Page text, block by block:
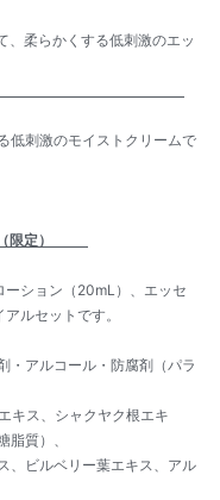
、柔らかくする低刺激のエッ
ストクリーム
低刺激のモイストクリームで
（限定）
ーション（20mL）、エッセ
ルセットです。
アルコール・防腐剤（パラ
キス、シャクヤク根エキ
質）、
ビルベリー葉エキス、アル